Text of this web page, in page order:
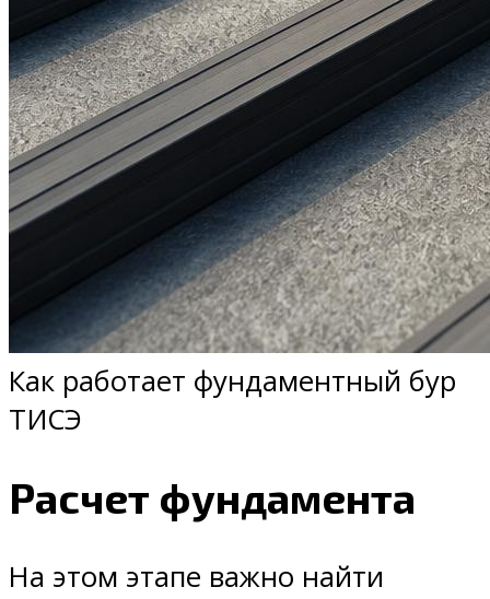
Как работает фундаментный бур
ТИСЭ
Расчет фундамента
На этом этапе важно найти